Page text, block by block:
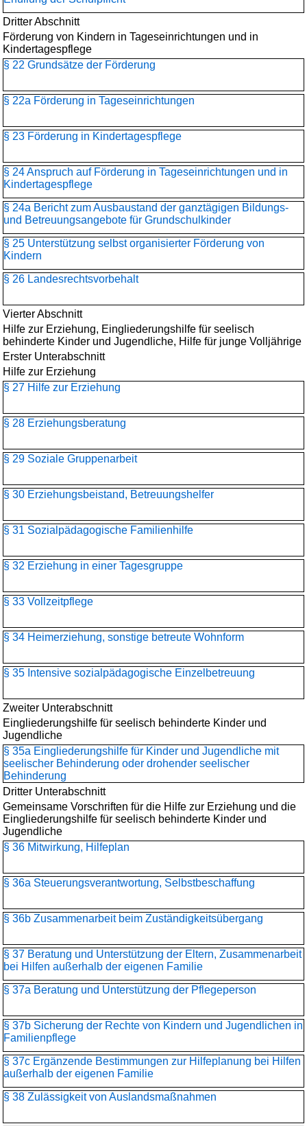
Dritter Abschnitt
Förderung von Kindern in Tageseinrichtungen und in
Kindertagespflege
§ 22 Grundsätze der Förderung
§ 22a Förderung in Tageseinrichtungen
§ 23 Förderung in Kindertagespflege
§ 24 Anspruch auf Förderung in Tageseinrichtungen und in
Kindertagespflege
§ 24a Bericht zum Ausbaustand der ganztägigen Bildungs-
und Betreuungsangebote für Grundschulkinder
§ 25 Unterstützung selbst organisierter Förderung von
Kindern
§ 26 Landesrechtsvorbehalt
Vierter Abschnitt
Hilfe zur Erziehung, Eingliederungshilfe für seelisch
behinderte Kinder und Jugendliche, Hilfe für junge Volljährige
Erster Unterabschnitt
Hilfe zur Erziehung
§ 27 Hilfe zur Erziehung
§ 28 Erziehungsberatung
§ 29 Soziale Gruppenarbeit
§ 30 Erziehungsbeistand, Betreuungshelfer
§ 31 Sozialpädagogische Familienhilfe
§ 32 Erziehung in einer Tagesgruppe
§ 33 Vollzeitpflege
§ 34 Heimerziehung, sonstige betreute Wohnform
§ 35 Intensive sozialpädagogische Einzelbetreuung
Zweiter Unterabschnitt
Eingliederungshilfe für seelisch behinderte Kinder und
Jugendliche
§ 35a Eingliederungshilfe für Kinder und Jugendliche mit
seelischer Behinderung oder drohender seelischer
Behinderung
Dritter Unterabschnitt
Gemeinsame Vorschriften für die Hilfe zur Erziehung und die
Eingliederungshilfe für seelisch behinderte Kinder und
Jugendliche
§ 36 Mitwirkung, Hilfeplan
§ 36a Steuerungsverantwortung, Selbstbeschaffung
§ 36b Zusammenarbeit beim Zuständigkeitsübergang
§ 37 Beratung und Unterstützung der Eltern, Zusammenarbeit
bei Hilfen außerhalb der eigenen Familie
§ 37a Beratung und Unterstützung der Pflegeperson
§ 37b Sicherung der Rechte von Kindern und Jugendlichen in
Familienpflege
§ 37c Ergänzende Bestimmungen zur Hilfeplanung bei Hilfen
außerhalb der eigenen Familie
§ 38 Zulässigkeit von Auslandsmaßnahmen